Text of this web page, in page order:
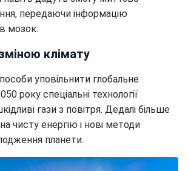
передаючи інформацію
мозок.
клімату
уповільнити глобальне
року спеціальні технології
гази з повітря. Дедалі більше
чисту енергію і нові методи
планети.